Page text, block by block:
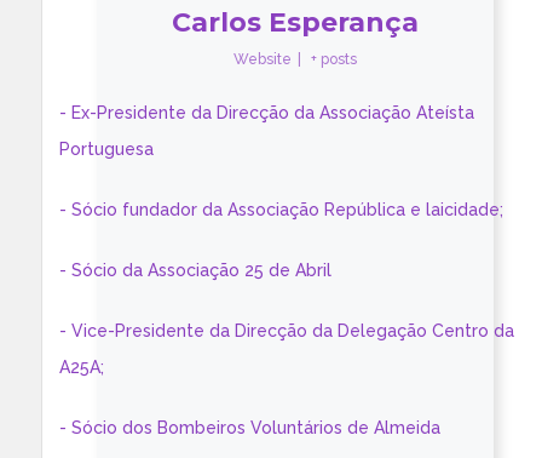
Carlos Esperança
Website + posts
- Ex-Presidente da Direcção da Associação Ateísta
Portuguesa
- Sócio fundador da Associação República e laicidade;
- Sócio da Associação 25 de Abril
- Vice-Presidente da Direcção da Delegação Centro da
A25A;
- Sócio dos Bombeiros Voluntários de Almeida